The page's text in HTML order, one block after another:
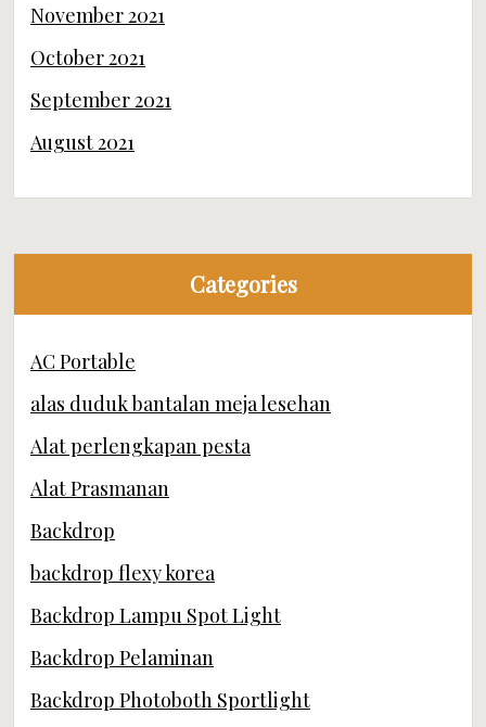
November 2021
October 2021
September 2021
August 2021
Categories
AC Portable
alas duduk bantalan meja lesehan
Alat perlengkapan pesta
Alat Prasmanan
Backdrop
backdrop flexy korea
Backdrop Lampu Spot Light
Backdrop Pelaminan
Backdrop Photoboth Sportlight